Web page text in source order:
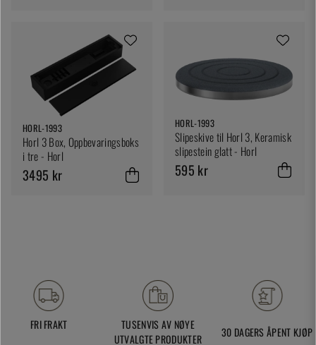
HORL-1993
Horl 3 Box, Oppbevaringsboks
i tre - Horl
3495 kr
HORL-1993
Slipeskive til Horl 3, Keramisk
slipestein glatt - Horl
595 kr
FRI FRAKT
TUSENVIS AV NØYE
UTVALGTE PRODUKTER
30 DAGERS ÅPENT KJØP